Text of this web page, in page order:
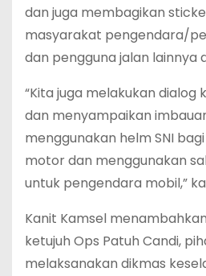
dan juga membagikan
masyarakat pengendara/
dan pengguna jalan lainnya
“Kita juga melakukan
dan menyampaikan
menggunakan helm SNI
motor dan menggunakan
untuk pengendara mobil,”
Kanit Kamsel
ketujuh Ops Patuh Candi,
melaksanakan dikmas